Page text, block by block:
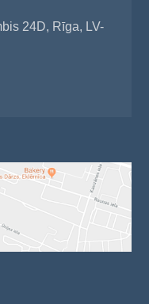
24D, Rīga, LV-